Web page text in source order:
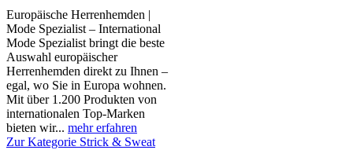
Europäische Herrenhemden |
Mode Spezialist – International
Mode Spezialist bringt die beste
Auswahl europäischer
Herrenhemden direkt zu Ihnen –
egal, wo Sie in Europa wohnen.
Mit über 1.200 Produkten von
internationalen Top-Marken
bieten wir... mehr erfahren
Zur Kategorie Strick & Sweat